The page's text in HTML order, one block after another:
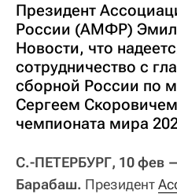
Президент
России (АМФР)
Новости, что
сотрудничество с
сборной России по
Сергеем
чемпионата мира
С.-ПЕТЕРБУРГ, 10 фев
Барабаш. Президент